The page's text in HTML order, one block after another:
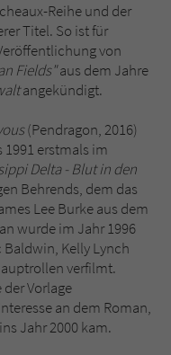
Reihe und der
Titel. So ist für
von
Fields"aus dem Jahre
angekündigt.
(Pendragon, 2016)
erstmals im
Delta - Blut in den
Behrends, dem das
Lee Burke aus dem
wurde im Jahr 1996
Kelly Lynch
verfilmt.
Vorlage
an dem Roman,
Jahr 2000 kam.
zu